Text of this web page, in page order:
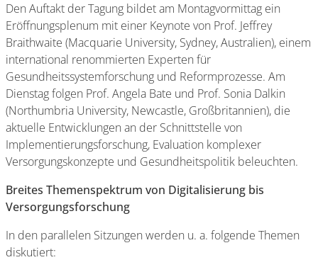
Den Auftakt der Tagung bildet am Montagvormittag ein
Eröffnungsplenum mit einer Keynote von Prof. Jeffrey
Braithwaite (Macquarie University, Sydney, Australien), einem
international renommierten Experten für
Gesundheitssystemforschung und Reformprozesse. Am
Dienstag folgen Prof. Angela Bate und Prof. Sonia Dalkin
(Northumbria University, Newcastle, Großbritannien), die
aktuelle Entwicklungen an der Schnittstelle von
Implementierungsforschung, Evaluation komplexer
Versorgungskonzepte und Gesundheitspolitik beleuchten.
Breites Themenspektrum von Digitalisierung bis
Versorgungsforschung
In den parallelen Sitzungen werden u. a. folgende Themen
diskutiert: